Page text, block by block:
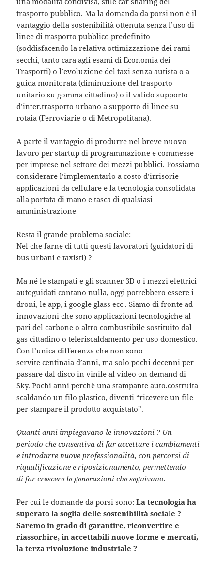
trasporto pubblico. Ma la domanda da porsi non è il
vantaggio della sostenibilità ottenuta senza l’uso di
linee di trasporto pubblico predefinito
(soddisfacendo la relativa ottimizzazione dei rami
secchi, tanto cara agli esami di Economia dei
Trasporti) o l’evoluzione del taxi senza autista o a
guida monitorata (diminuzione del trasporto
unitario su gomma cittadino) o il valido supporto
d’inter.trasporto urbano a supporto di linee su
rotaia (Ferroviarie o di Metropolitana).
A parte il vantaggio di produrre nel breve nuovo
lavoro per startup di programmazione e commesse
per imprese nel settore dei mezzi pubblici. Possiamo
considerare l’implementarlo a costo d’irrisorie
applicazioni da cellulare e la tecnologia consolidata
alla portata di mano e tasca di qualsiasi
amministrazione.
Resta il grande problema sociale:
Nel che farne di tutti questi lavoratori (guidatori di
bus urbani e taxisti) ?
Ma né le stampati e gli scanner 3D o i mezzi elettrici
autoguidati contano nulla, oggi potrebbero essere i
droni, le app, i google glass ecc.. Siamo di fronte ad
innovazioni che sono applicazioni tecnologiche al
pari del carbone o altro combustibile sostituito dal
gas cittadino o teleriscaldamento per uso domestico.
Con l’unica differenza che non sono
servite centinaia d’anni, ma solo pochi decenni per
passare dal disco in vinile al video on demand di
Sky. Pochi anni perchè una stampante auto.costruita
scaldando un filo plastico, diventi “ricevere un file
per stampare il prodotto acquistato”.
Quanti anni impiegavano le innovazioni ? Un
periodo che consentiva di far accettare i cambiamenti
e introdurre nuove professionalità, con percorsi di
riqualificazione e riposizionamento, permettendo
di far crescere le generazioni che seguivano.
Per cui le domande da porsi sono:La tecnologia ha
superato la soglia delle sostenibilità sociale ?
Saremo in grado di garantire, riconvertire e
riassorbire, in accettabili nuove forme e mercati,
la terza rivoluzione industriale ?